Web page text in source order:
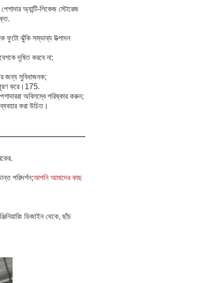
অ্যান্টি-লিকেজ স্টোরেজ
ফুটো ঝুঁকি সম্ভাব্য উত্পাদন
দূষিত করবে না;
জন্য সুবিধাজনক;
পূরণ করে।175.
অবিলম্বে পরিষ্কার করুন;
করা উচিত।
পরিদর্শন;আপনি আমাদের কাছ
ডিজাইন থেকে, ছাঁচ